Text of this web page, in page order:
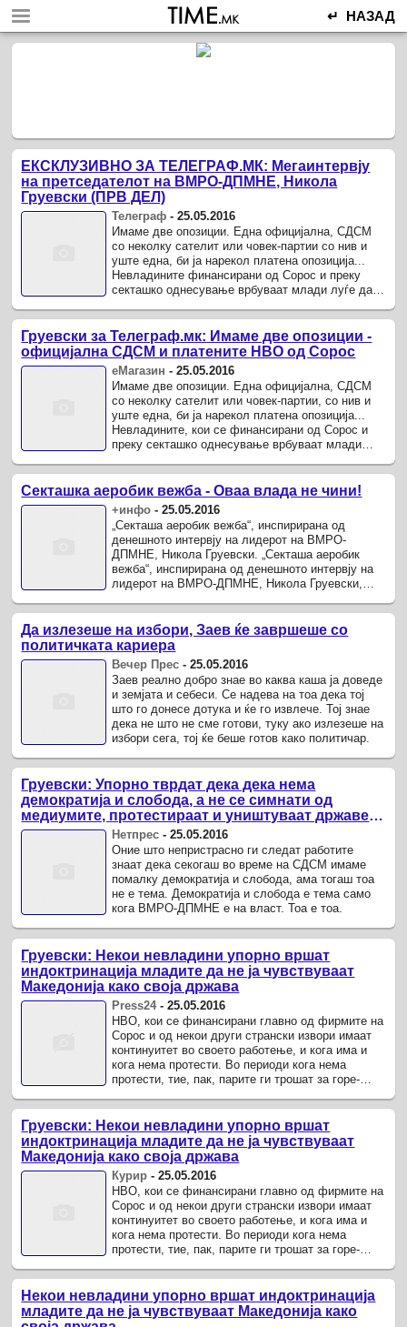
↵ НАЗАД
ЕКСКЛУЗИВНО ЗА ТЕЛЕГРАФ.МК: Мегаинтервју
на претседателот на ВМРО-ДПМНЕ, Никола
Груевски (ПРВ ДЕЛ)
Телеграф -25.05.2016
Имаме две опозиции. Една официјална, СДСМ
со неколку сателит или човек-партии со нив и
уште една, би ја нарекол платена опозиција...
Невладините финансирани од Сорос и преку
секташко однесување врбуваат млади луѓе да
Груевски за Телеграф.мк: Имаме две опозиции -
официјална СДСМ и платените НВО од Сорос
еМагазин -25.05.2016
Имаме две опозиции. Една официјална, СДСМ
со неколку сателит или човек-партии, со нив и
уште една, би ја нарекол платена опозиција...
Невладините, кои се финансирани од Сорос и
преку секташко однесување врбуваат млади
Секташка аеробик вежба - Оваа влада не чини!
+инфо -25.05.2016
„Секташа аеробик вежба“, инспирирана од
денешното интервју на лидерот на ВМРО-
ДПМНЕ, Никола Груевски. „Секташа аеробик
вежба“, инспирирана од денешното интервју на
лидерот на ВМРО-ДПМНЕ, Никола Груевски,
Да излезеше на избори, Заев ќе завршеше со
политичката кариера
Вечер Прес -25.05.2016
Заев реално добро знае во каква каша ја доведе
и земјата и себеси. Се надева на тоа дека тој
што го донесе дотука и ќе го извлече. Тој знае
дека не што не сме готови, туку ако излезеше на
избори сега, тој ќе беше готов како политичар.
Груевски: Упорно тврдат дека дека нема
демократија и слобода, а не се симнати од
медиумите, протестираат и уништуваат државен
имот
Нетпрес -25.05.2016
Оние што непристрасно ги следат работите
знаат дека секогаш во време на СДСМ имаме
помалку демократија и слобода, ама тогаш тоа
не е тема. Демократија и слобода е тема само
кога ВМРО-ДПМНЕ е на власт. Тоа е тоа.
Груевски: Некои невладини упорно вршат
индоктринација младите да не ја чувствуваат
Македонија како своја држава
Press24-25.05.2016
НВО, кои се финансирани главно од фирмите на
Сорос и од некои други странски извори имаат
континуитет во своето работење, и кога има и
кога нема протести. Во периоди кога нема
протести, тие, пак, парите ги трошат за горе-
Груевски: Некои невладини упорно вршат
индоктринација младите да не ја чувствуваат
Македонија како своја држава
Курир -25.05.2016
НВО, кои се финансирани главно од фирмите на
Сорос и од некои други странски извори имаат
континуитет во своето работење, и кога има и
кога нема протести. Во периоди кога нема
протести, тие, пак, парите ги трошат за горе-
Некои невладини упорно вршат индоктринација
младите да не ја чувствуваат Македонија како